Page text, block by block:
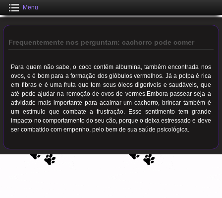
Menu
Frequentemente nos perguntam: cachorro pode comer
Para quem não sabe, o coco contém albumina, também encontrada nos
ovos, e é bom para a formação dos glóbulos vermelhos. Já a polpa é rica
em fibras e é uma fruta que tem seus óleos digeríveis e saudáveis, que
até pode ajudar na remoção de ovos de vermes.Embora passear seja a
atividade mais importante para acalmar um cachorro, brincar também é
um estímulo que combate a frustração. Esse sentimento tem grande
impacto no comportamento do seu cão, porque o deixa estressado e deve
ser combatido com empenho, pelo bem de sua saúde psicológica.